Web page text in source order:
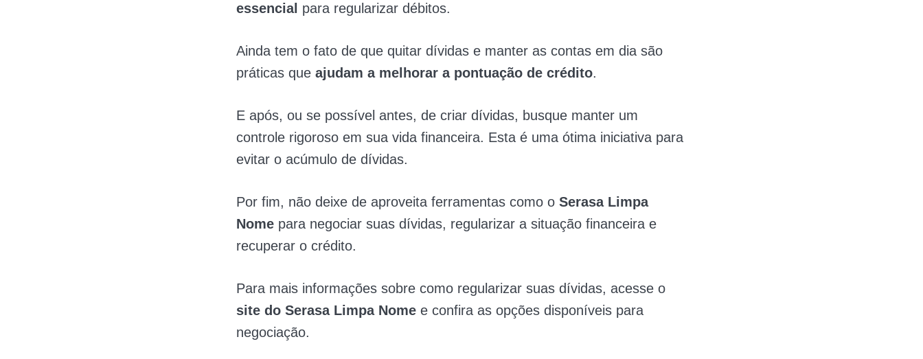
essencial para regularizar débitos.
Ainda tem o fato de que quitar dívidas e manter as contas em dia são
práticas que ajudam a melhorar a pontuação de crédito.
E após, ou se possível antes, de criar dívidas, busque manter um
controle rigoroso em sua vida financeira. Esta é uma ótima iniciativa para
evitar o acúmulo de dívidas.
Por fim, não deixe de aproveita ferramentas como o Serasa Limpa
Nome para negociar suas dívidas, regularizar a situação financeira e
recuperar o crédito.
Para mais informações sobre como regularizar suas dívidas, acesse o
site do Serasa Limpa Nome e confira as opções disponíveis para
negociação.